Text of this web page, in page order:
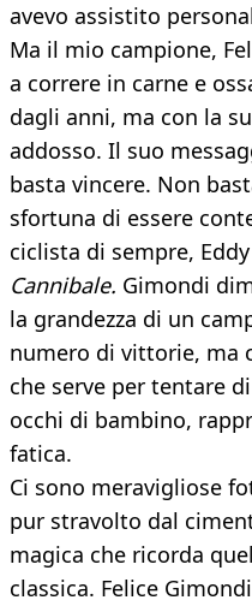
avevo assistito
Ma il mio campione,
a correre in carne e
dagli anni, ma con la
addosso. Il suo
basta vincere. Non
sfortuna di essere
ciclista di sempre,
Cannibale. Gimondi
la grandezza di un
numero di vittorie, ma
che serve per tentare
occhi di bambino,
fatica.
Ci sono meravigliose
pur stravolto dal
magica che ricorda
classica. Felice